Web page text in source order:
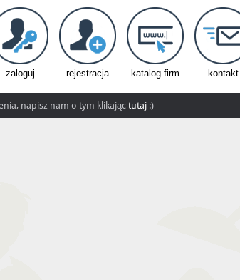
zaloguj rejestracja katalog firm kontakt
napisz nam o tym klikająctutaj :)